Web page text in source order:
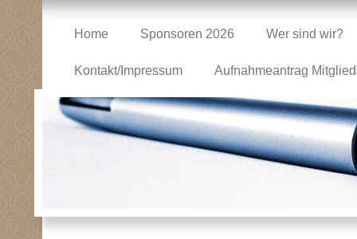
Home Sponsoren 2026 Wer sind wir?
Kontakt/Impressum Aufnahmeantrag